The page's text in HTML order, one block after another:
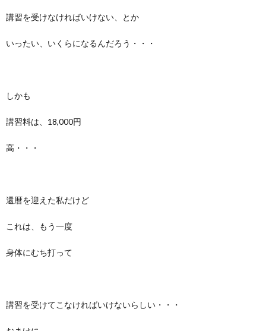
講習を受けなければいけない、とか
いったい、いくらになるんだろう・・・
しかも
講習料は、18,000円
高・・・
還暦を迎えた私だけど
これは、もう一度
身体にむち打って
講習を受けてこなければいけないらしい・・・